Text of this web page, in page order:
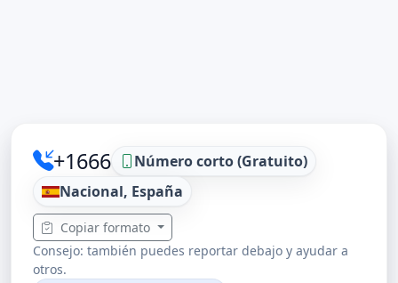
+1666
Número corto (Gratuito)
Nacional, España
Copiar formato
Consejo: también puedes reportar debajo y ayudar a
otros.